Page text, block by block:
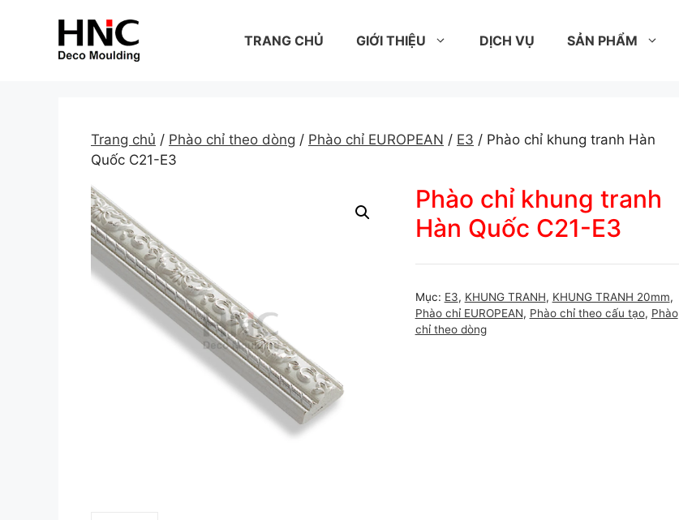
TRANG CHỦ GIỚI THIỆU DỊCH VỤ SẢN PHẨM
Trang chủ / Phào chỉ theo dòng / Phào chỉ EUROPEAN / E3 / Phào chỉ khung tranh Hàn
Quốc C21-E3
Phào chỉ khung tranh
Hàn Quốc C21-E3
Mục: E3, KHUNG TRANH, KHUNG TRANH 20mm,
Phào chỉ EUROPEAN, Phào chỉ theo cấu tạo, Phào
chỉ theo dòng